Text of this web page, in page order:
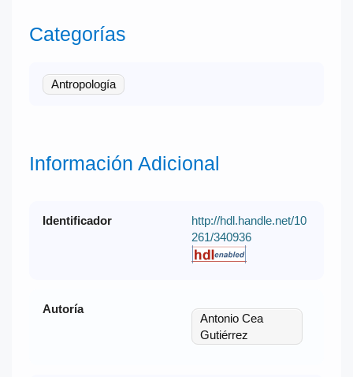
Categorías
Antropología
Información Adicional
Identificador
http://hdl.handle.net/10
261/340936
Autoría
Antonio Cea
Gutiérrez